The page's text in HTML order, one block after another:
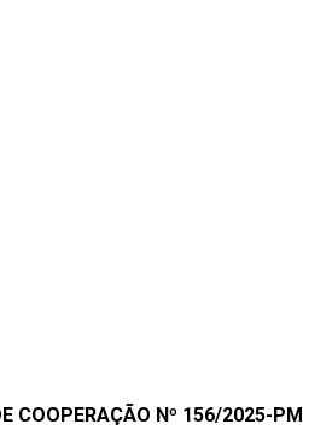
COOPERAÇÃO Nº 156/2025-PM